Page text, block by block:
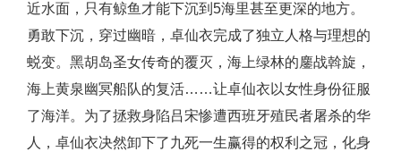
近水面，只有鲸鱼才能下沉到5海里甚至更深的地方。
勇敢下沉，穿过幽暗，卓仙衣完成了独立人格与理想的
蜕变。黑胡岛圣女传奇的覆灭，海上绿林的鏖战斡旋，
海上黄泉幽冥船队的复活……让卓仙衣以女性身份征服
了海洋。为了拯救身陷吕宋惨遭西班牙殖民者屠杀的华
人，卓仙衣决然卸下了九死一生赢得的权利之冠，化身